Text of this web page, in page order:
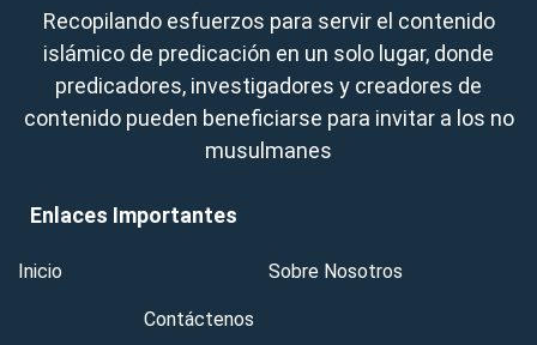
Recopilando esfuerzos para servir el contenido
islámico de predicación en un solo lugar, donde
predicadores, investigadores y creadores de
contenido pueden beneficiarse para invitar a los no
musulmanes
Enlaces Importantes
Inicio Sobre Nosotros
Contáctenos